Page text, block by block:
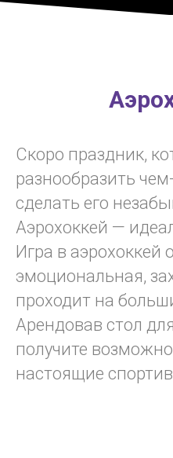
Скоро праздник,
разнообразить
сделать его
Аэрохоккей —
Игра в аэрохоккей
эмоциональная,
проходит на
Арендовав стол
получите
настоящие